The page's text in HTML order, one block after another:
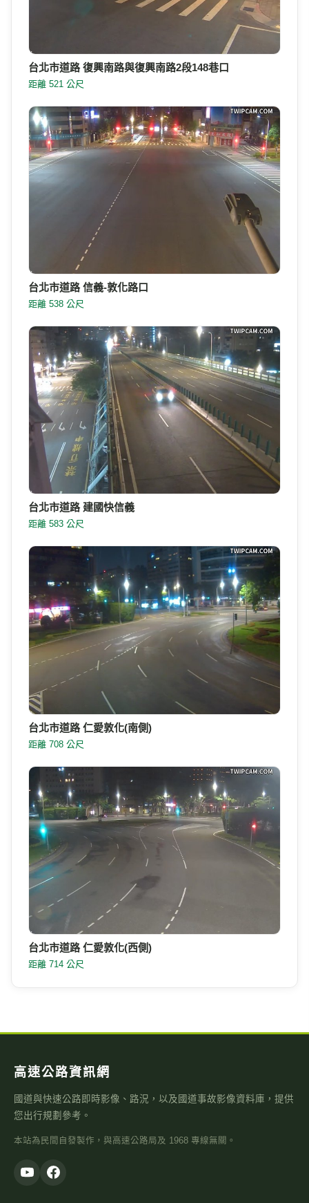
台北市道路 復興南路與復興南路2段148巷口
距離 521 公尺
台北市道路 信義-敦化路口
距離 538 公尺
台北市道路 建國快信義
距離 583 公尺
台北市道路 仁愛敦化(南側)
距離 708 公尺
台北市道路 仁愛敦化(西側)
距離 714 公尺
高速公路資訊網
國道與快速公路即時影像、路況，以及國道事故影像資料庫，提供
您出行規劃參考。
本站為民間自發製作，與高速公路局及 1968 專線無關。